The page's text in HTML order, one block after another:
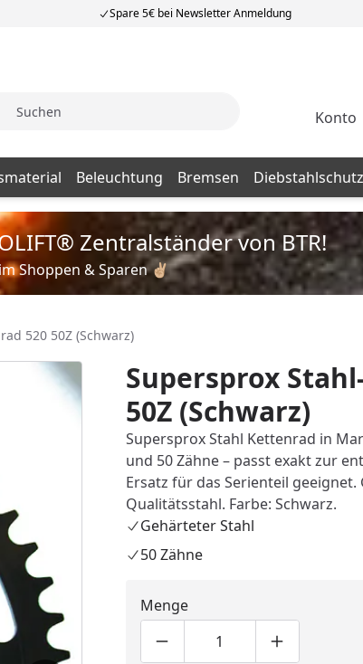
Spare 5€ bei Newsletter Anmeldung
Mein
Konto
Beleuchtung Bremsen Diebstahlschutz
Zentralständer von BTR!
Shoppen & Sparen ✌🏼
520 50Z (Schwarz)
Supersprox
50Z (Schwarz)
Supersprox Stahl Kettenrad in
und 50 Zähne – passt exakt zur
Ersatz für das Serienteil
Qualitätsstahl. Farbe: Schwarz.
Gehärteter Stahl
50 Zähne
Menge
Produktmenge um eins
Produktmenge